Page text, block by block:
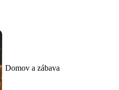
Domov a zábava